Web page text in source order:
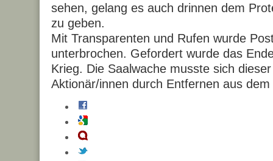
sehen, gelang es auch drinnen dem
zu geben.
Mit Transparenten und Rufen wurde
unterbrochen. Gefordert wurde das
Krieg. Die Saalwache musste sich
Aktionär/innen durch Entfernen aus